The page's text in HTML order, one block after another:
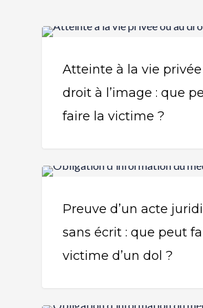
Atteinte à la vie
droit à l’image : que
faire la victime ?
Preuve d’un acte
sans écrit : que peut
victime d’un dol ?